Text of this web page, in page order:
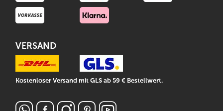
VERSAND
Kostenloser Versand mit GLS ab 59 € Bestellwert.